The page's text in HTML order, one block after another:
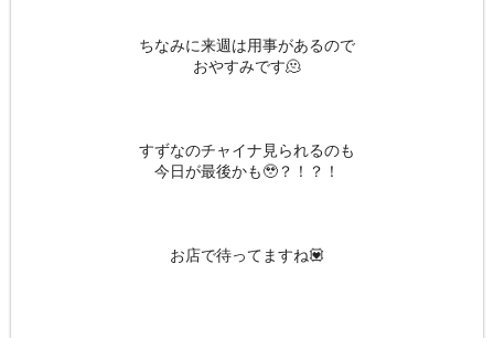
ちなみに来週は用事があるので
おやすみです🫠
すずなのチャイナ見られるのも
今日が最後かも🥹？！？！
お店で待ってますね💟